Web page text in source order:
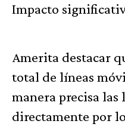
Impacto
Amerita destacar
total de líneas
manera precisa las
directamente por